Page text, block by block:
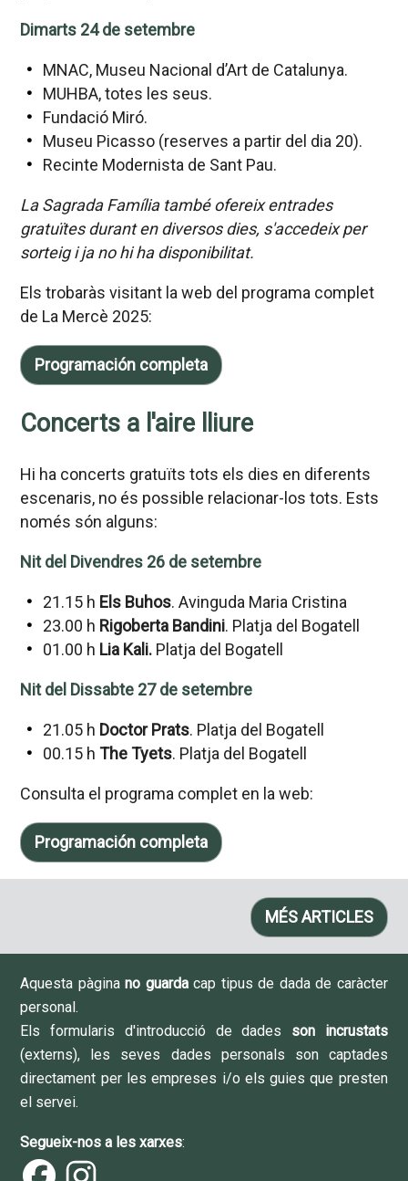
Dimarts 24 de setembre
MNAC, Museu Nacional d’Art de Catalunya.
MUHBA, totes les seus.
Fundació Miró.
Museu Picasso (reserves a partir del dia 20).
Recinte Modernista de Sant Pau.
La Sagrada Família també ofereix entrades
gratuïtes durant en diversos dies, s'accedeix per
sorteig i ja no hi ha disponibilitat.
Els trobaràs visitant la web del programa complet
de La Mercè 2025:
Programación completa
Concerts a l'aire lliure
Hi ha concerts gratuïts tots els dies en diferents
escenaris, no és possible relacionar-los tots. Ests
només són alguns:
Nit del Divendres 26 de setembre
21.15 h Els Buhos. Avinguda Maria Cristina
23.00 h Rigoberta Bandini. Platja del Bogatell
01.00 h Lia Kali. Platja del Bogatell
Nit del Dissabte 27 de setembre
21.05 h Doctor Prats. Platja del Bogatell
00.15 hThe Tyets. Platja del Bogatell
Consulta el programa complet en la web:
Programación completa
MÉS ARTICLES
Aquesta pàginano guardacap tipus de dada de caràcter
personal.
Els formularis d'introducció de dades son incrustats
(externs), les seves dades personals son captades
directament per les empreses i/o els guies que presten
el servei.
Segueix-nos a les xarxes: